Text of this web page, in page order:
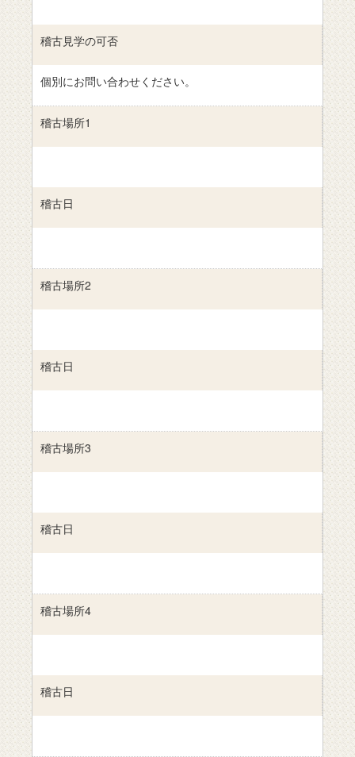
稽古見学の可否
個別にお問い合わせください。
稽古場所1
稽古日
稽古場所2
稽古日
稽古場所3
稽古日
稽古場所4
稽古日